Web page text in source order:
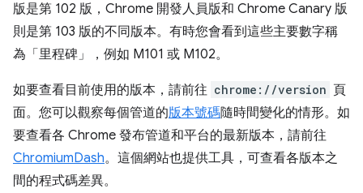
版是第 102 版，Chrome 開發人員版和 Chrome Canary 版
則是第 103 版的不同版本。有時您會看到這些主要數字稱
為「里程碑」
，例如 M101 或 M102。
如要查看目前使用的版本，請前往 chrome://version 頁
面。您可以觀察每個管道的版本號碼隨時間變化的情形。如
要查看各 Chrome 發布管道和平台的最新版本，請前往
ChromiumDash。這個網站也提供工具，可查看各版本之
間的程式碼差異。